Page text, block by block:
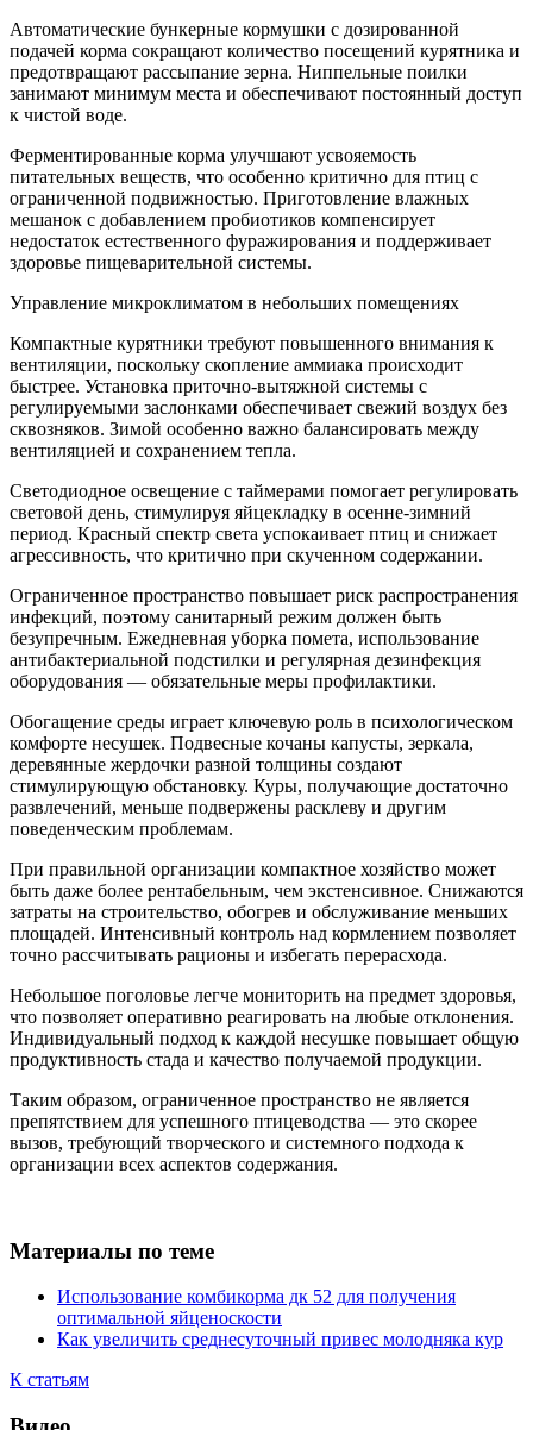
Автоматические бункерные кормушки с дозированной
подачей корма сокращают количество посещений курятника и
предотвращают рассыпание зерна. Ниппельные поилки
занимают минимум места и обеспечивают постоянный доступ
к чистой воде.
Ферментированные корма улучшают усвояемость
питательных веществ, что особенно критично для птиц с
ограниченной подвижностью. Приготовление влажных
мешанок с добавлением пробиотиков компенсирует
недостаток естественного фуражирования и поддерживает
здоровье пищеварительной системы.
Управление микроклиматом в небольших помещениях
Компактные курятники требуют повышенного внимания к
вентиляции, поскольку скопление аммиака происходит
быстрее. Установка приточно-вытяжной системы с
регулируемыми заслонками обеспечивает свежий воздух без
сквозняков. Зимой особенно важно балансировать между
вентиляцией и сохранением тепла.
Светодиодное освещение с таймерами помогает регулировать
световой день, стимулируя яйцекладку в осенне-зимний
период. Красный спектр света успокаивает птиц и снижает
агрессивность, что критично при скученном содержании.
Ограниченное пространство повышает риск распространения
инфекций, поэтому санитарный режим должен быть
безупречным. Ежедневная уборка помета, использование
антибактериальной подстилки и регулярная дезинфекция
оборудования — обязательные меры профилактики.
Обогащение среды играет ключевую роль в психологическом
комфорте несушек. Подвесные кочаны капусты, зеркала,
деревянные жердочки разной толщины создают
стимулирующую обстановку. Куры, получающие достаточно
развлечений, меньше подвержены расклеву и другим
поведенческим проблемам.
При правильной организации компактное хозяйство может
быть даже более рентабельным, чем экстенсивное. Снижаются
затраты на строительство, обогрев и обслуживание меньших
площадей. Интенсивный контроль над кормлением позволяет
точно рассчитывать рационы и избегать перерасхода.
Небольшое поголовье легче мониторить на предмет здоровья,
что позволяет оперативно реагировать на любые отклонения.
Индивидуальный подход к каждой несушке повышает общую
продуктивность стада и качество получаемой продукции.
Таким образом, ограниченное пространство не является
препятствием для успешного птицеводства — это скорее
вызов, требующий творческого и системного подхода к
организации всех аспектов содержания.
Материалы по теме
Использование комбикорма дк 52 для получения
оптимальной яйценоскости
Как увеличить среднесуточный привес молодняка кур
К статьям